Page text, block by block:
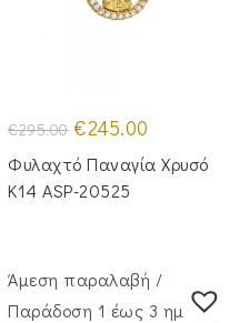
€295.00 Original
price
was:
€295.00.
€245.00
τιμή
είναι:
Φυλαχτό Παναγία Χρυσό
Κ14 ASP-20525
Άμεση παραλαβή /
Παράδoση 1 έως 3 ημέρες